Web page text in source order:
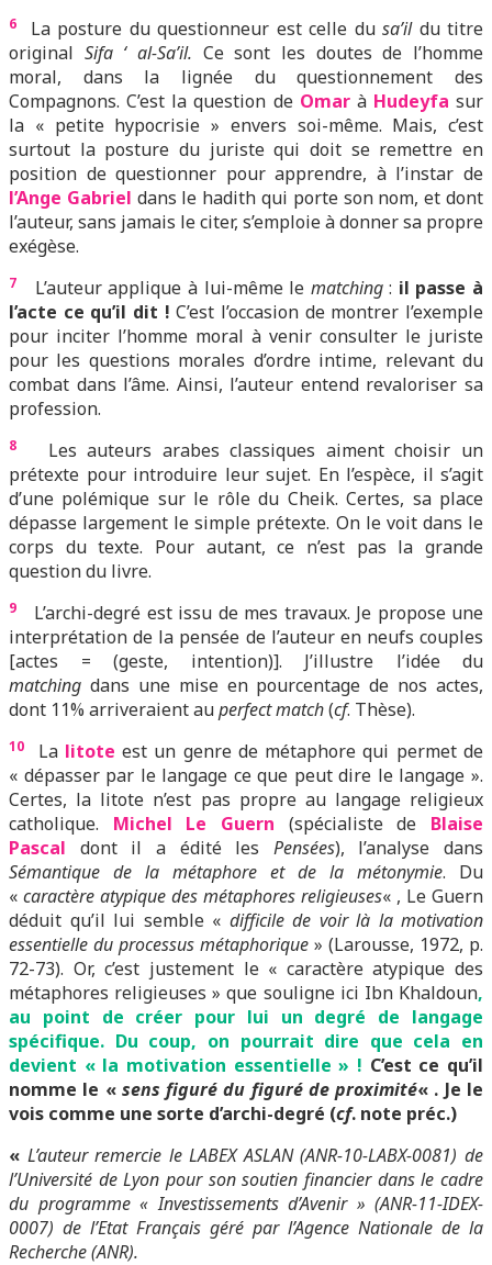
6 La posture du questionneur est celle dusa’ildu titre
original Sifa ‘ al-Sa’il. Ce sont les doutes de l’homme
moral, dans la lignée du questionnement des
Compagnons. C’est la question de Omarà Hudeyfa sur
la « petite hypocrisie » envers soi-même. Mais, c’est
surtout la posture du juriste qui doit se remettre en
position de questionner pour apprendre, à l’instar de
l’Ange Gabriel dans le hadith qui porte son nom, et dont
l’auteur, sans jamais le citer, s’emploie à donner sa propre
exégèse.
7 L’auteur applique à lui-même le matching: il passe à
l’acte ce qu’il dit ! C’est l’occasion de montrer l’exemple
pour inciter l’homme moral à venir consulter le juriste
pour les questions morales d’ordre intime, relevant du
combat dans l’âme. Ainsi, l’auteur entend revaloriser sa
profession.
8
Les auteurs arabes classiques aiment choisir un
prétexte pour introduire leur sujet. En l’espèce, il s’agit
d’une polémique sur le rôle du Cheik. Certes, sa place
dépasse largement le simple prétexte. On le voit dans le
corps du texte. Pour autant, ce n’est pas la grande
question du livre.
9
L’archi-degré est issu de mes travaux. Je propose une
interprétation de la pensée de l’auteur en neufs couples
[actes = (geste, intention)]. J’illustre l’idée du
matching dans une mise en pourcentage de nos actes,
dont 11% arriveraient auperfect match(cf. Thèse).
10 La litote est un genre de métaphore qui permet de
« dépasser par le langage ce que peut dire le langage ».
Certes, la litote n’est pas propre au langage religieux
catholique. Michel Le Guern (spécialiste de Blaise
Pascal dont il a édité les Pensées), l’analyse dans
Sémantique de la métaphore et de la métonymie. Du
« caractère atypique des métaphores religieuses« , Le Guern
déduit qu’il lui semble « difficile de voir là la motivation
essentielle du processus métaphorique » (Larousse, 1972, p.
72-73). Or, c’est justement le « caractère atypique des
métaphores religieuses » que souligne ici Ibn Khaldoun,
au point de créer pour lui un degré de langage
spécifique. Du coup, on pourrait dire que cela en
devient « la motivation essentielle » ! C’est ce qu’il
nomme le « sens figuré du figuré de proximité« . Je le
vois comme une sorte d’archi-degré (cf. note préc.)
« L’auteur remercie le LABEX ASLAN (ANR-10-LABX-0081) de
l’Université de Lyon pour son soutien financier dans le cadre
du programme « Investissements d’Avenir » (ANR-11-IDEX-
0007) de l’Etat Français géré par l’Agence Nationale de la
Recherche (ANR).